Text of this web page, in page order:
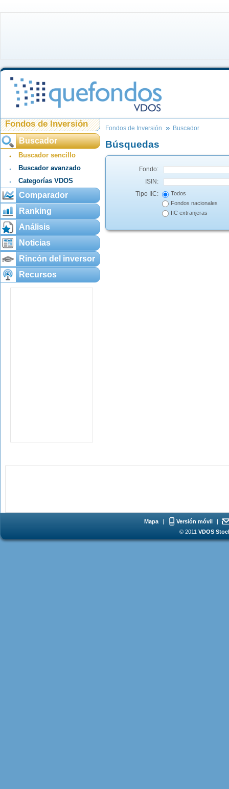
Fondos de Inversión
Buscador
Buscador sencillo
Buscador avanzado
Categorías VDOS
Comparador
Ranking
Análisis
Noticias
Rincón del inversor
Recursos
Fondos de Inversión Buscador
Búsquedas
Fondo:
ISIN:
Tipo IIC:
Todos
Fondos nacionales
IIC extranjeras
Mapa | Versión móvil
|
© 2011 VDOS